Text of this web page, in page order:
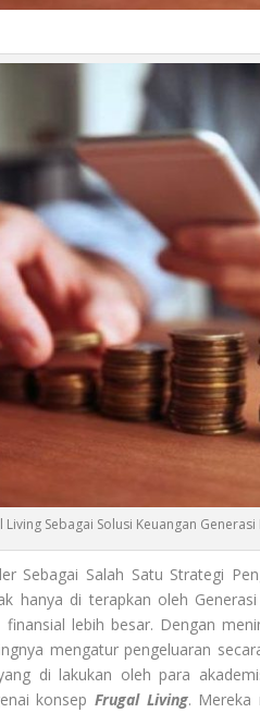
Living Sebagai Solusi Keuangan
Sebagai Salah Satu Strategi
hanya di terapkan oleh
lebih besar. Dengan
mengatur pengeluaran
di lakukan oleh para
konsepFrugal Living. Mereka